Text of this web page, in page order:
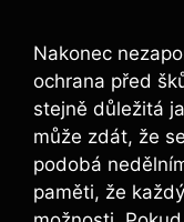
Nakonec
ochrana před
stejně důležitá
může zdát, že
podobá
paměti, že